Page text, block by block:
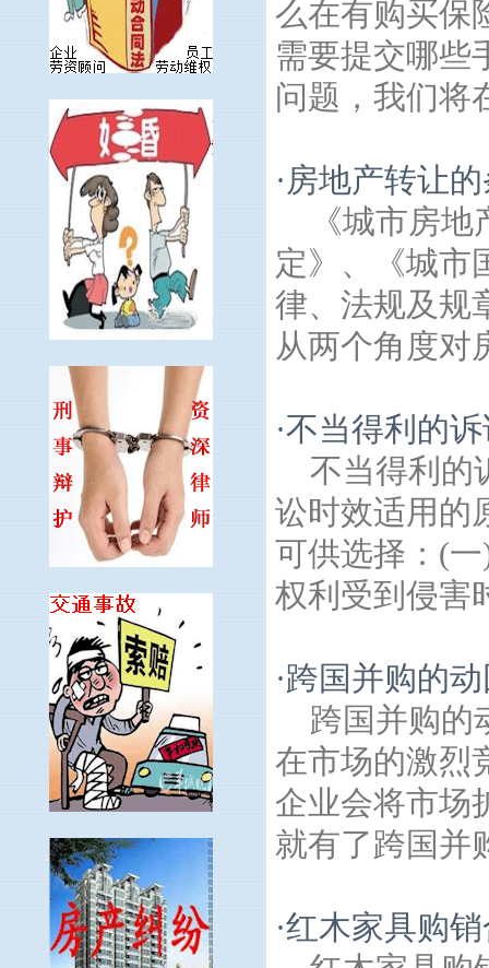
么在有购买保
需要提交哪些
问题，我们将
· 房地产转让
《城市房
定》、《城市
律、法规及规
从两个角度对
·不当得利的
不当得利的
讼时效适用的
可供选择：(
权利受到侵害
·跨国并购的
跨国并购的
在市场的激烈
企业会将市场
就有了跨国并
·红木家具购